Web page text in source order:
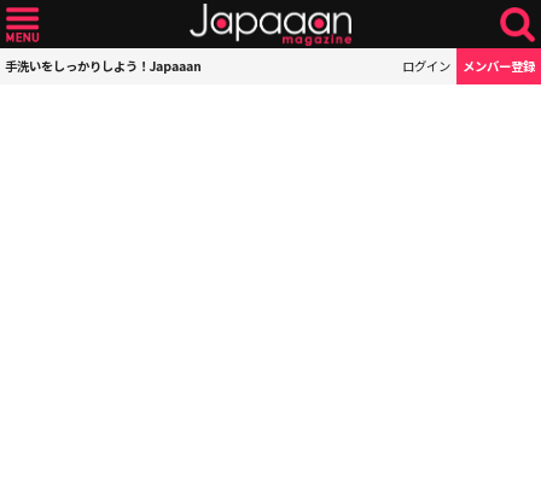
手洗いをしっかりしよう！Japaaan ログイン メンバー登録